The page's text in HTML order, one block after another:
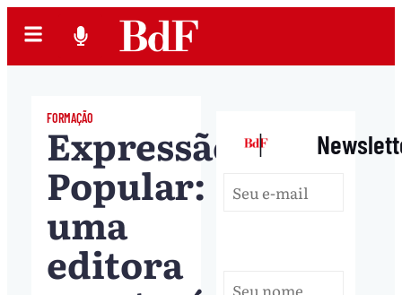
FORMAÇÃO
Expressão
Popular:
uma
editora
|